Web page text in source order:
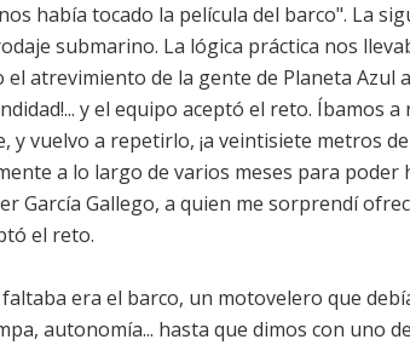
había tocado la película del barco". La
submarino. La lógica práctica nos
atrevimiento de la gente de Planeta Azul
y el equipo aceptó el reto. Íbamos
y vuelvo a repetirlo, ¡a veintisiete metros
a lo largo de varios meses para poder
García Gallego, a quien me sorprendí
el reto.
era el barco, un motovelero que
autonomía... hasta que dimos con uno